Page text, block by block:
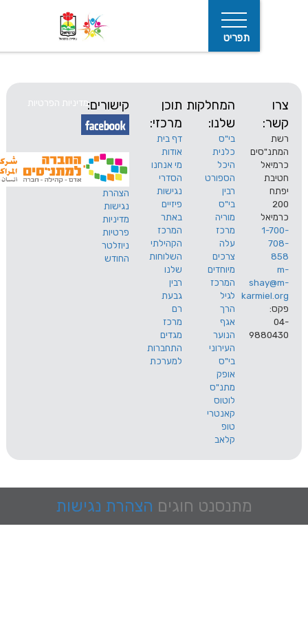
המחלקות
שלנו:
בי"ס
כלנית
היכל
הספורט
רבין
בי"ס
מוריה
מרכז
עלה
צרכים
מיוחדים
המרכז
לגיל
הרך
אגף
הנוער
תוכן
מרכזי:
דף בית
אודות
מי אנחנו
הסדרי
נגישות
פיזיים
באתר
המרכז
הקהילתי
השלוחות
שלנו
רבין
גבעת
רם
מרכז
מגדים
התחברות
למערכת
קישורים:
הצהרת
נגישות
מדיניות
פרטיות
ניוזלטר
החודש
מדיניות הפרטיות
מתנסנט חוגים הצהרת נגישות